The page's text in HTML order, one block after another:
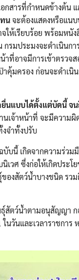
กสารที่กำหนดข้างต้น
นจะต้องแสดงหรือแน
ห้เรียบร้อย พร้อมหนั
รมประมงจะดำเนินก
าที่อาจมีการเข้าตร
มครอง ก่อนจะดำเนิ
นแบบได้ตั้งแต่บัดนี้ จ
นเจ้าหน้าที่ จะมีความ
งจำทั้งปรับ
บับนี้ เกิดจากความร่ว
เวศ ซึ่งก่อให้เกิดประโ
งสัตว์น้ำบางชนิด รว
สัตว์น้ำตามอนุสัญญา ก
วันและเวลาราชการ